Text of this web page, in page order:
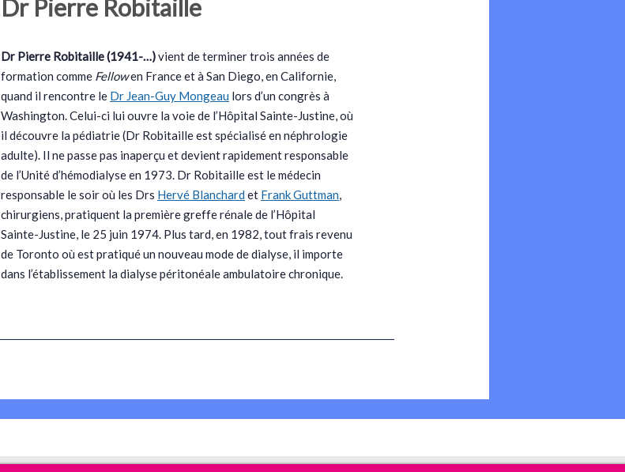
Dr Pierre Robitaille
Dr Pierre Robitaille (1941-…)vient de terminer trois années de
formation comme Fellowen France et à San Diego, en Californie,
quand il rencontre le Dr Jean-Guy Mongeau lors d’un congrès à
Washington. Celui-ci lui ouvre la voie de l’Hôpital Sainte-Justine, où
il découvre la pédiatrie (Dr Robitaille est spécialisé en néphrologie
adulte). Il ne passe pas inaperçu et devient rapidement responsable
de l’Unité d’hémodialyse en 1973. Dr Robitaille est le médecin
responsable le soir où les Drs Hervé Blanchard et Frank Guttman
chirurgiens, pratiquent la première greffe rénale de l’Hôpital
Sainte-Justine, le 25 juin 1974. Plus tard, en 1982, tout frais revenu
de Toronto où est pratiqué un nouveau mode de dialyse, il importe
dans l’établissement la dialyse péritonéale ambulatoire chronique.